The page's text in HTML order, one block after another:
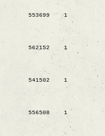
553699
1
562152
1
541502
1
556508
1